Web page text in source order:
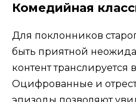
Комедийная
Для поклонников
быть приятной
контент транслируется
Оцифрованные и